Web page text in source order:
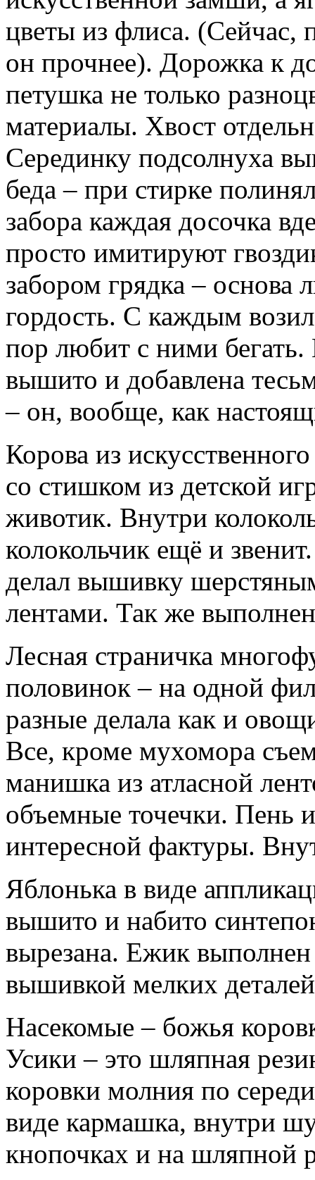
цветы из флиса. (Сейчас,
он прочнее). Дорожка к
петушка не только
материалы. Хвост
Серединку подсолнуха
беда – при стирке
забора каждая досочка
просто имитируют
забором грядка – основа
гордость. С каждым
пор любит с ними
вышито и добавлена
– он, вообще, как
Корова из
со стишком из детской
животик. Внутри
колокольчик ещё и
делал вышивку
лентами. Так же
Лесная страничка
половинок – на одной
разные делала как и
Все, кроме мухомора
манишка из атласной
объемные точечки. Пень
интересной фактуры.
Яблонька в виде
вышито и набито
вырезана. Ежик
вышивкой мелких
Насекомые – божья
Усики – это шляпная
коровки молния по
виде кармашка, внутри
кнопочках и на шляпной